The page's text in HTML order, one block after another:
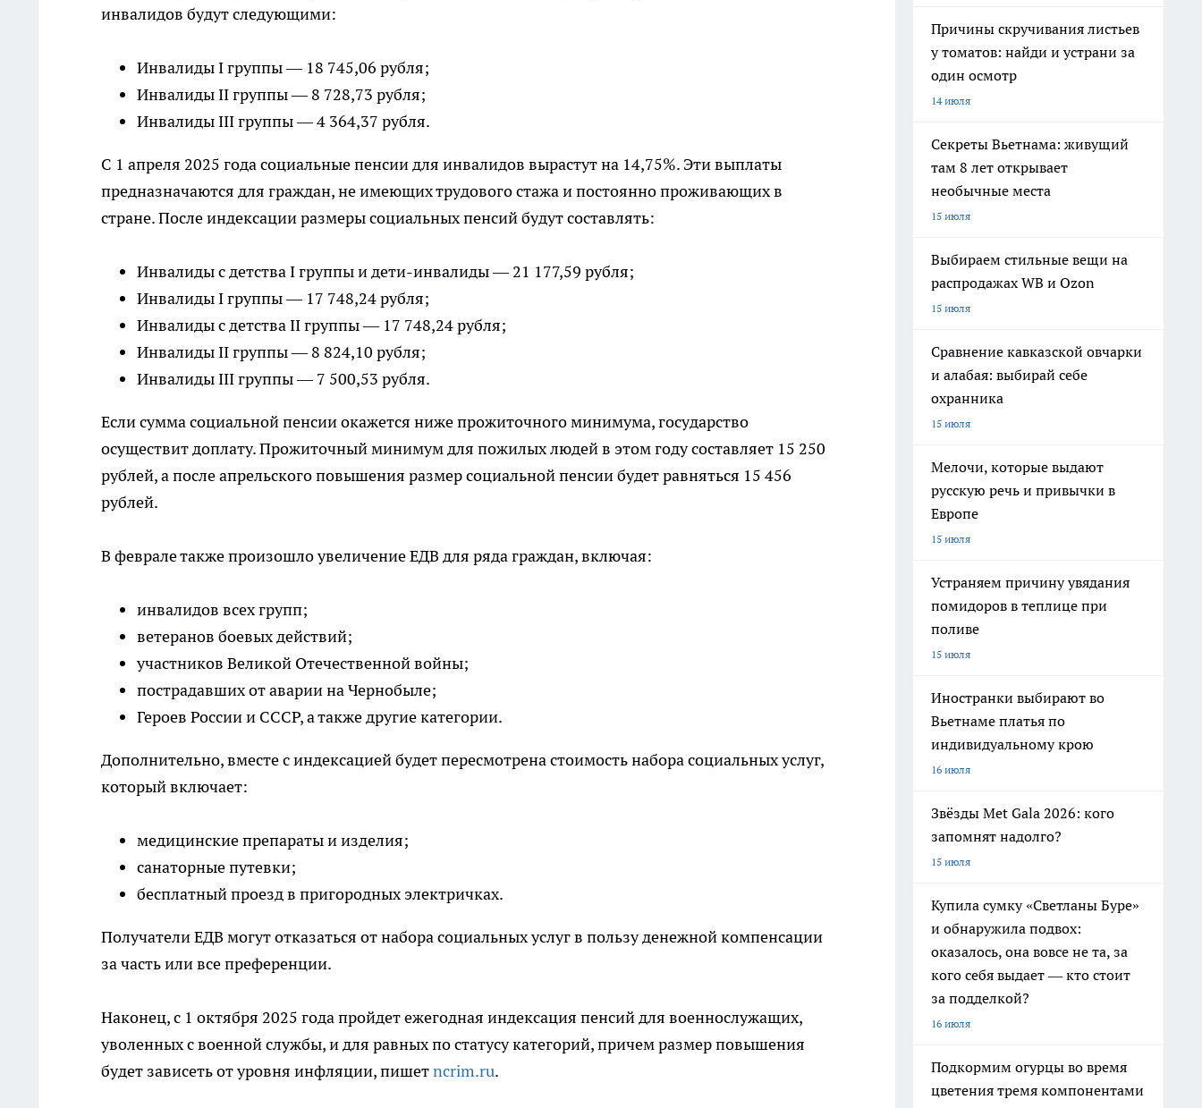
инвалидов будут следующими:
Инвалиды I группы — 18 745,06 рубля;
Инвалиды II группы — 8 728,73 рубля;
Инвалиды III группы — 4 364,37 рубля.
С 1 апреля 2025 года социальные пенсии для инвалидов вырастут на 14,75%. Эти выплаты
предназначаются для граждан, не имеющих трудового стажа и постоянно проживающих в
стране. После индексации размеры социальных пенсий будут составлять:
Инвалиды с детства I группы и дети-инвалиды — 21 177,59 рубля;
Инвалиды I группы — 17 748,24 рубля;
Инвалиды с детства II группы — 17 748,24 рубля;
Инвалиды II группы — 8 824,10 рубля;
Инвалиды III группы — 7 500,53 рубля.
Если сумма социальной пенсии окажется ниже прожиточного минимума, государство
осуществит доплату. Прожиточный минимум для пожилых людей в этом году составляет 15 250
рублей, а после апрельского повышения размер социальной пенсии будет равняться 15 456
рублей.
В феврале также произошло увеличение ЕДВ для ряда граждан, включая:
инвалидов всех групп;
ветеранов боевых действий;
участников Великой Отечественной войны;
пострадавших от аварии на Чернобыле;
Героев России и СССР, а также другие категории.
Дополнительно, вместе с индексацией будет пересмотрена стоимость набора социальных услуг,
который включает:
медицинские препараты и изделия;
санаторные путевки;
бесплатный проезд в пригородных электричках.
Получатели ЕДВ могут отказаться от набора социальных услуг в пользу денежной компенсации
за часть или все преференции.
Наконец, с 1 октября 2025 года пройдет ежегодная индексация пенсий для военнослужащих,
уволенных с военной службы, и для равных по статусу категорий, причем размер повышения
будет зависеть от уровня инфляции, пишетncrim.ru.
Причины скручивания листьев
у томатов: найди и устрани за
один осмотр
14 июля
Секреты Вьетнама: живущий
там 8 лет открывает
необычные места
15 июля
Выбираем стильные вещи на
распродажах WB и Ozon
15 июля
Сравнение кавказской овчарки
и алабая: выбирай себе
охранника
15 июля
Мелочи, которые выдают
русскую речь и привычки в
Европе
15 июля
Устраняем причину увядания
помидоров в теплице при
поливе
15 июля
Иностранки выбирают во
Вьетнаме платья по
индивидуальному крою
16 июля
Звёзды Met Gala 2026: кого
запомнят надолго?
15 июля
Купила сумку «Светланы Буре»
и обнаружила подвох:
оказалось, она вовсе не та, за
кого себя выдает — кто стоит
за подделкой?
16 июля
Подкормим огурцы во время
цветения тремя компонентами